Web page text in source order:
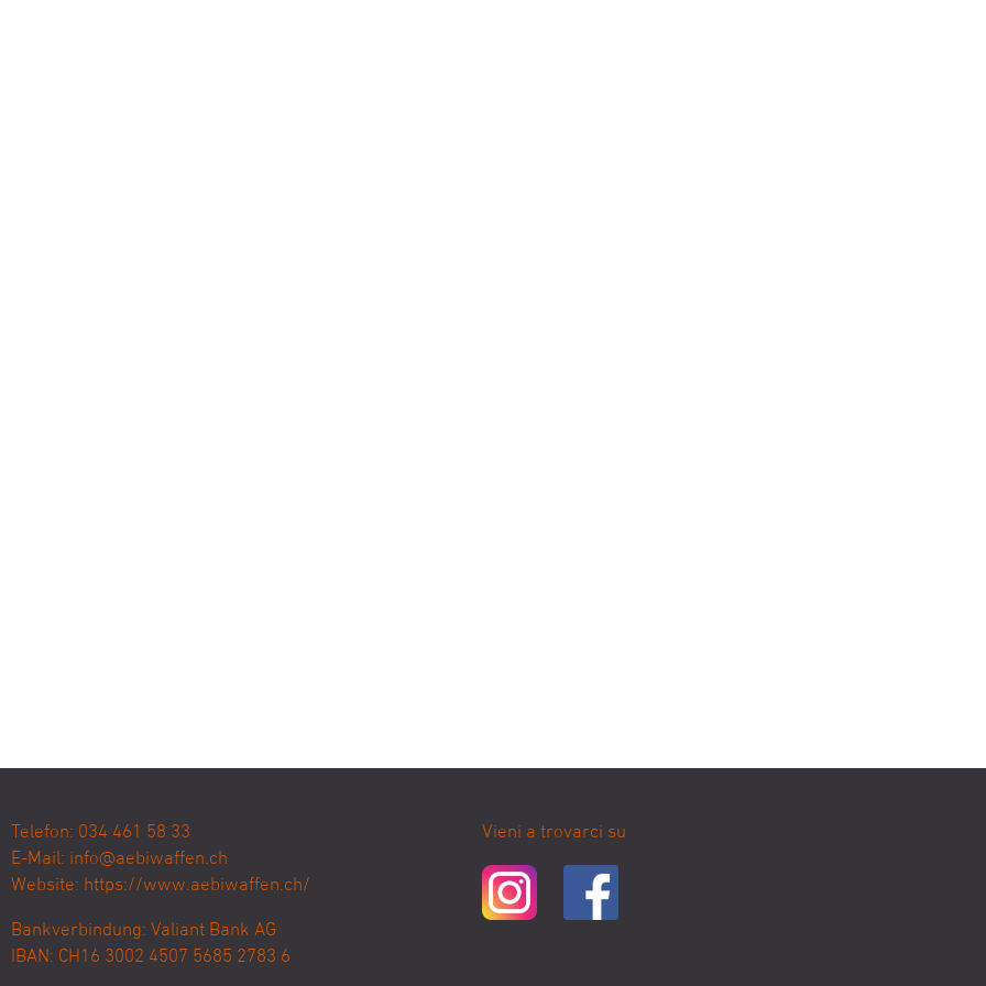
Telefon: 034 461 58 33
E-Mail: info@aebiwaffen.ch
Website: https://www.aebiwaffen.ch/
Bankverbindung: Valiant Bank AG
IBAN: CH16 3002 4507 5685 2783 6
Vieni a trovarci su